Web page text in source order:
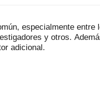
especialmente entre
y otros.
adicional.